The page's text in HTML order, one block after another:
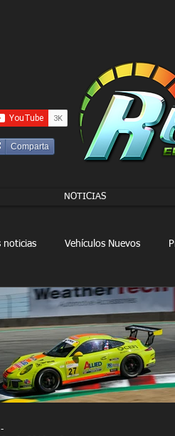
Comparta
NOTICIAS
noticias Vehículos Nuevos
Racing FORMULA E
-